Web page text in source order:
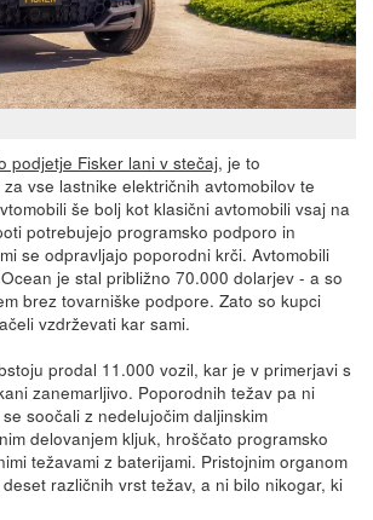
podjetje Fisker lani v stečaj, je to
vse lastnike električnih avtomobilov te
še bolj kot klasični avtomobili vsaj na
potrebujejo programsko podporo in
se odpravljajo poporodni krči. Avtomobili
je stal približno 70.000 dolarjev - a so
brez tovarniške podpore. Zato so kupci
vzdrževati kar sami.
prodal 11.000 vozil, kar je v primerjavi s
zanemarljivo. Poporodnih težav pa ni
soočali z nedelujočim daljinskim
delovanjem kljuk, hroščato programsko
težavami z baterijami. Pristojnim organom
različnih vrst težav, a ni bilo nikogar, ki